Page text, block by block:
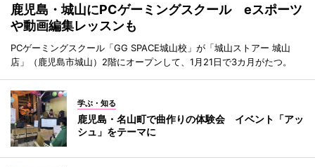
鹿児島・城山にPCゲーミングスクール eスポーツ
や動画編集レッスンも
PCゲーミングスクール「GG SPACE城山校」が「城山ストアー 城山
店」（鹿児島市城山）2階にオープンして、1月21日で3カ月がたつ。
学ぶ・知る
鹿児島・名山町で曲作りの体験会 イベント「アッ
シュ」をテーマに